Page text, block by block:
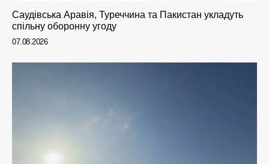
Саудівська Аравія, Туреччина та Пакистан укладуть
спільну оборонну угоду
07.08.2026